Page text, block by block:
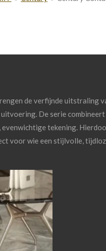
de verfijnde uitstraling
uitvoering. De serie combineert
evenwichtige tekening.
voorwie een stijlvolle,